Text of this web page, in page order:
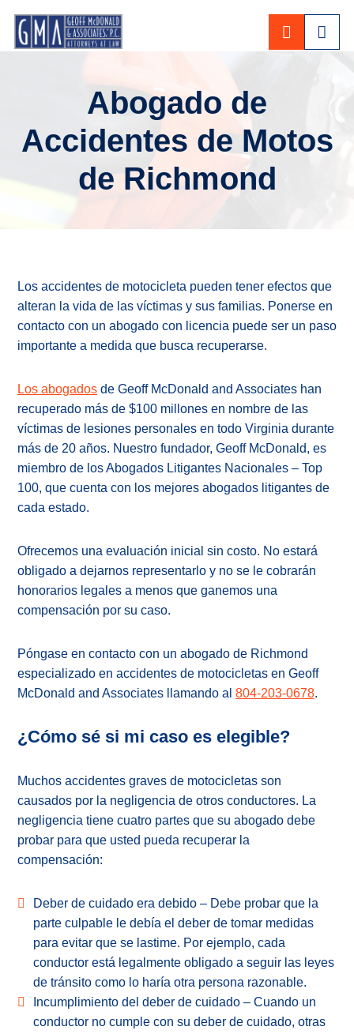
CALL
Abogado de
Accidentes de Motos
de Richmond
Los accidentes de motocicleta pueden tener efectos que
alteran la vida de las víctimas y sus familias. Ponerse en
contacto con un abogado con licencia puede ser un paso
importante a medida que busca recuperarse.
Los abogados de Geoff McDonald and Associates han
recuperado más de $100 millones en nombre de las
víctimas de lesiones personales en todo Virginia durante
más de 20 años. Nuestro fundador, Geoff McDonald, es
miembro de los Abogados Litigantes Nacionales – Top
100, que cuenta con los mejores abogados litigantes de
cada estado.
Ofrecemos una evaluación inicial sin costo. No estará
obligado a dejarnos representarlo y no se le cobrarán
honorarios legales a menos que ganemos una
compensación por su caso.
Póngase en contacto con un abogado de Richmond
especializado en accidentes de motocicletas en Geoff
McDonald and Associates llamando al 804-203-0678.
¿Cómo sé si mi caso es elegible?
Muchos accidentes graves de motocicletas son
causados por la negligencia de otros conductores. La
negligencia tiene cuatro partes que su abogado debe
probar para que usted pueda recuperar la
compensación:
Deber de cuidado era debido – Debe probar que la
parte culpable le debía el deber de tomar medidas
para evitar que se lastime. Por ejemplo, cada
conductor está legalmente obligado a seguir las leyes
de tránsito como lo haría otra persona razonable.
Incumplimiento del deber de cuidado – Cuando un
conductor no cumple con su deber de cuidado, otras